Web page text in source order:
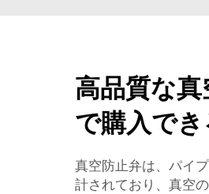
高品質な
で購入で
真空防止弁は、パイ
計されており、真空